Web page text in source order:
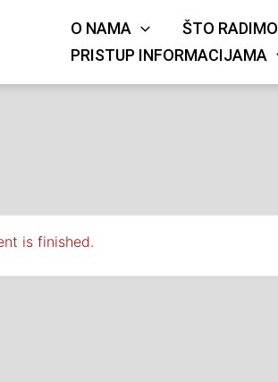
O NAMA ŠTO RADIMO
PRISTUP INFORMACIJAMA
is finished.